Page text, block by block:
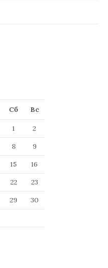
Сб Вс
1
2
8
9
15
16
22
23
29
30